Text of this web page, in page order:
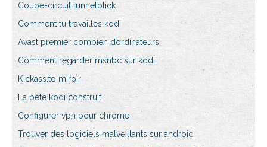
Coupe-circuit tunnelblick
Comment tu travailles kodi
Avast premier combien dordinateurs
Comment regarder msnbc sur kodi
Kickass.to miroir
La bête kodi construit
Configurer vpn pour chrome
Trouver des logiciels malveillants sur android